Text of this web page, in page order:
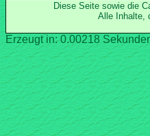
Diese Seite sowie die
Alle Inhalte,
Erzeugt in: 0.00218